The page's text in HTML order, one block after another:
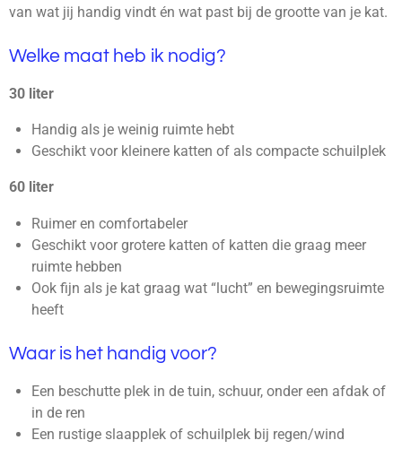
van wat jij handig vindt én wat past bij de grootte van je kat.
Welke maat heb ik nodig?
30 liter
Handig als je weinig ruimte hebt
Geschikt voor kleinere katten of als compacte schuilplek
60 liter
Ruimer en comfortabeler
Geschikt voor grotere katten of katten die graag meer
ruimte hebben
Ook fijn als je kat graag wat “lucht” en bewegingsruimte
heeft
Waar is het handig voor?
Een beschutte plek in de tuin, schuur, onder een afdak of
in de ren
Een rustige slaapplek of schuilplek bij regen/wind